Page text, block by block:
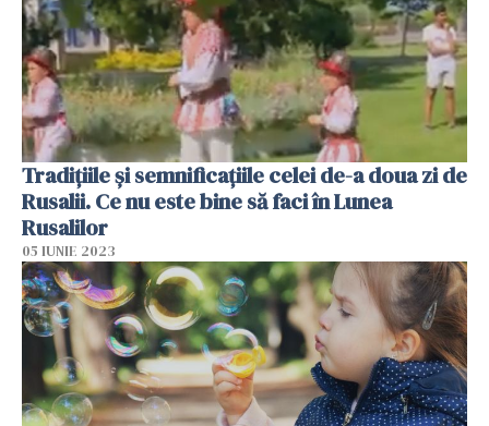
Tradițiile și semnificațiile celei de-a doua zi de
Rusalii. Ce nu este bine să faci în Lunea
Rusalilor
05 IUNIE 2023